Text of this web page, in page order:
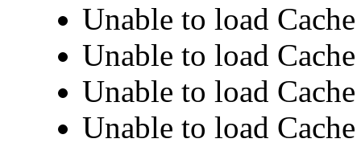
Unable to load
Unable to load
Unable to load
Unable to load